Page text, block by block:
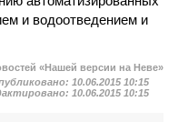
и водоотведением и
«Нашей версии на Неве»
10.06.2015 10:15
10.06.2015 10:15